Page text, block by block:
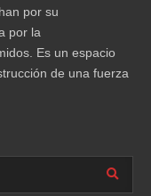
por su
por la
Es un espacio
de una fuerza